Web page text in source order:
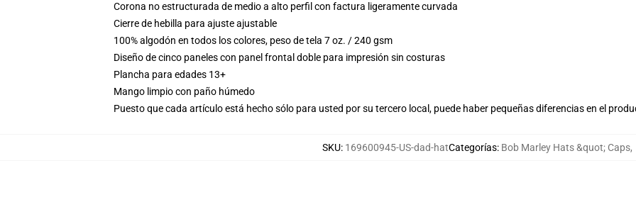
Corona no estructurada de medio a alto perfil con factura ligeramente curvada
Cierre de hebilla para ajuste ajustable
100% algodón en todos los colores, peso de tela 7 oz. / 240 gsm
Diseño de cinco paneles con panel frontal doble para impresión sin costuras
Plancha para edades 13+
Mango limpio con paño húmedo
Puesto que cada artículo está hecho sólo para usted por su tercero local, puede haber pequeñas diferencias en el
SKU: 169600945-US-dad-hatCategorías: Bob Marley Hats &quot; Caps,